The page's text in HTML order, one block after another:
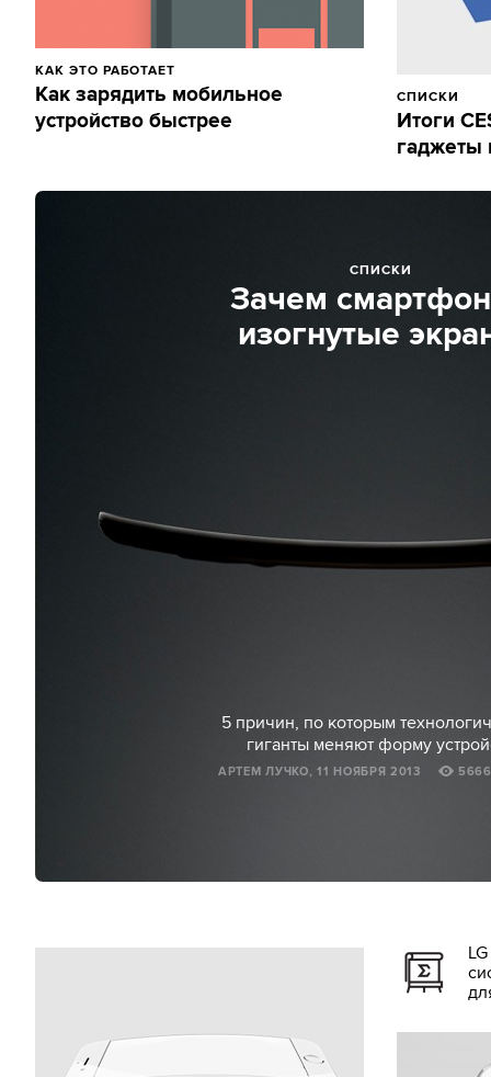
КАК ЭТО РАБОТАЕТ
Как зарядить мобильное
устройство быстрее
СПИСКИ
Итоги
гаджеты
СПИСКИ
Зачем
изогнутые
5 причин, по которым
гиганты меняют форму
АРТЕМ ЛУЧКО, 11 НОЯБРЯ 2013